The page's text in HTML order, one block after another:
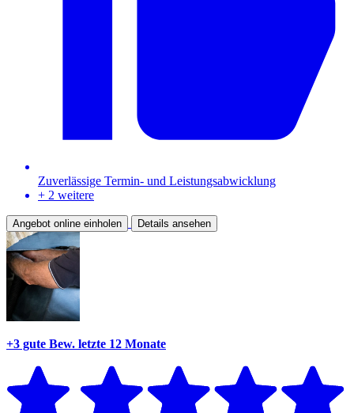
Zuverlässige Termin- und Leistungsabwicklung
+ 2 weitere
Angebot online einholen Details ansehen
+3 gute Bew. letzte 12 Monate